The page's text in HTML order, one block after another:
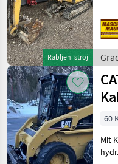
Rabljeni stroj
Lage
CAT
60
Mit